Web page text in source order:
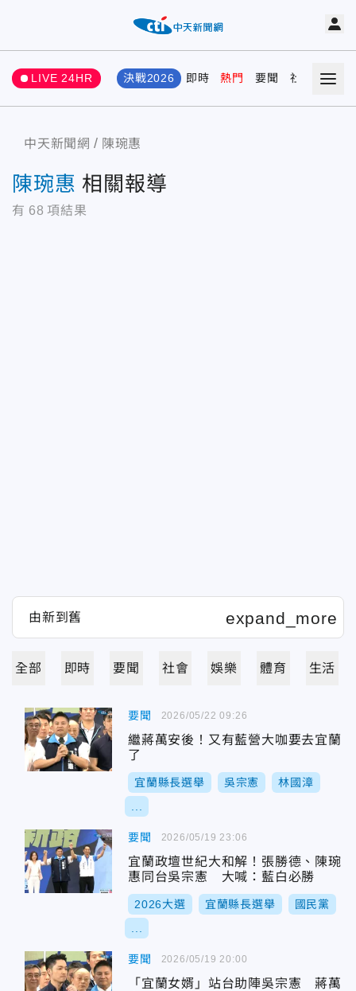
LIVE 24HR 決戰2026 即時 熱門 要聞 社會 娛樂
中天新聞網 陳琬惠
陳琬惠 相關報導
有 68 項結果
全部 即時 要聞 社會 娛樂 體育 生活
要聞
繼蔣萬安後！又有藍營大咖要去宜蘭
了
宜蘭縣長選舉 吳宗憲 林國漳
2026/05/22 09:26
要聞
宜蘭政壇世紀大和解！張勝德、陳琬
惠同台吳宗憲 大喊：藍白必勝
2026大選 宜蘭縣長選舉 國民黨
2026/05/19 23:06
要聞
「宜蘭女婿」站台助陣吳宗憲 蔣萬
2026/05/19 20:00